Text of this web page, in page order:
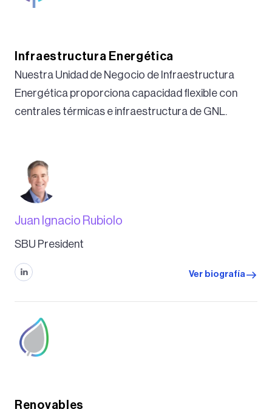
Infraestructura Energética
Nuestra Unidad de Negocio de Infraestructura
Energética proporciona capacidad flexible con
centrales térmicas e infraestructura de GNL.
Juan Ignacio Rubiolo
SBU President
Ver biografía
Renovables